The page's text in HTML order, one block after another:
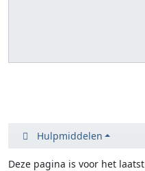
Hulpmiddelen
Deze pagina is voor het laatst